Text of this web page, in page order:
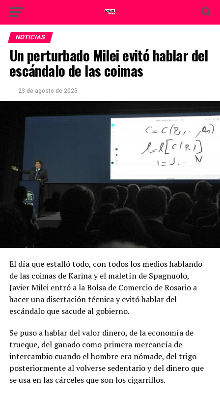
NOTICIAS
Un perturbado Milei evitó hablar del
escándalo de las coimas
23 de agosto de 2025
El día que estalló todo, con todos los medios hablando
de las coimas de Karina y el maletín de Spagnuolo,
Javier Milei entró a la Bolsa de Comercio de Rosario a
hacer una disertación técnica y evitó hablar del
escándalo que sacude al gobierno.
Se puso a hablar del valor dinero, de la economía de
trueque, del ganado como primera mercancía de
intercambio cuando el hombre era nómade, del trigo
posteriormente al volverse sedentario y del dinero que
se usa en las cárceles que son los cigarrillos.